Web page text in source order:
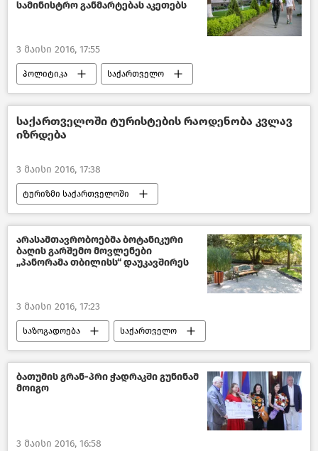
სამინისტრო განმარტებას აკეთებს
3 მაისი 2016, 17:55
პოლიტიკა საქართველო
საქართველოში ტურისტების რაოდენობა კვლავ
იზრდება
3 მაისი 2016, 17:38
ტურიზმი საქართველოში
საქართველო
არასამთავრობოებმა ბოტანიკური
ბაღის გარშემო მოვლენები
„პანორამა თბილისს“ დაუკავშირეს
3 მაისი 2016, 17:23
საზოგადოება საქართველო
ბათუმის გრან-პრი ჭადრაკში გუნინამ
მოიგო
3 მაისი 2016, 16:58